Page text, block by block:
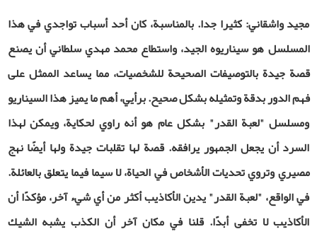
مجيد واشقاني: كثيرا جدا. بالمناسبة، كان أحد أسباب تواجدي في هذا
المسلسل هو سيناريوه الجيد، واستطاع محمد مهدي سلطاني أن يصنع
قصة جيدة بالتوصيفات الصحيحة للشخصيات، مما يساعد الممثل على
فهم الدور بدقة وتمثيله بشكل صحيح. برأيي، أهم ما يميز هذا السيناريو
ومسلسل "لعبة القدر" بشكل عام هو أنه راوي لحكاية، ويمكن لهذا
السرد أن يجعل الجمهور يرافقه. قصة لها تقلبات جيدة ولها أيضًا نهج
مصيري وتروي تحديات الأشخاص في الحياة، لا سيما فيما يتعلق بالعائلة.
في الواقع، "لعبة القدر" يدين الأكاذيب أكثر من أي شيء آخر، مؤكدًا أن
الأكاذيب لا تخفى أبدًا. قلنا في مكان آخر أن الكذب يشبه الشيك